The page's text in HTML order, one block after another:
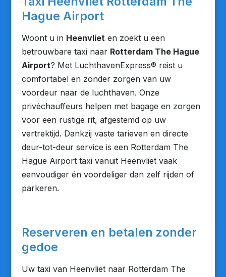
Hague Airport
Woont u in Heenvlieten zoekt u een
betrouwbare taxi naar Rotterdam The Hague
Airport? Met LuchthavenExpress® reist u
comfortabel en zonder zorgen van uw
voordeur naar de luchthaven. Onze
privéchauffeurs helpen met bagage en zorgen
voor een rustige rit, afgestemd op uw
vertrektijd. Dankzij vaste tarieven en directe
deur-tot-deur service is een Rotterdam The
Hague Airport taxi vanuit Heenvliet vaak
eenvoudiger én voordeliger dan zelf rijden of
parkeren.
Reserveren en betalen zonder
gedoe
Uw taxi van Heenvliet naar Rotterdam The